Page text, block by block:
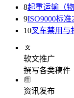
8起重运输（
9ISO9000标准
10叉车禁用与
软文推广
撰写各类稿件
资讯发布